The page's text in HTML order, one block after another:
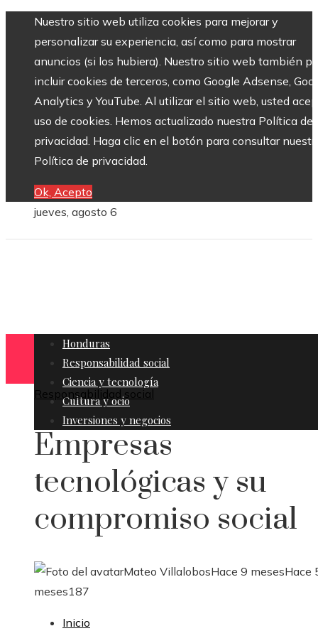
Nuestro sitio web utiliza cookies para mejorar y
personalizar su experiencia, así como para mostrar
anuncios (si los hubiera). Nuestro sitio web también
incluir cookies de terceros, como Google Adsense,
Analytics y YouTube. Al utilizar el sitio web, usted
uso de cookies. Hemos actualizado nuestra Política de
privacidad. Haga clic en el botón para consultar
Política de privacidad.
Ok, Acepto
jueves, agosto 6
Honduras
Responsabilidad social
Ciencia y tecnología
Cultura y ocio
Inversiones y negocios
Responsabilidad social
Empresas
tecnológicas y su
compromiso social
Mateo VillalobosHace 9 mesesHace
meses187
Inicio